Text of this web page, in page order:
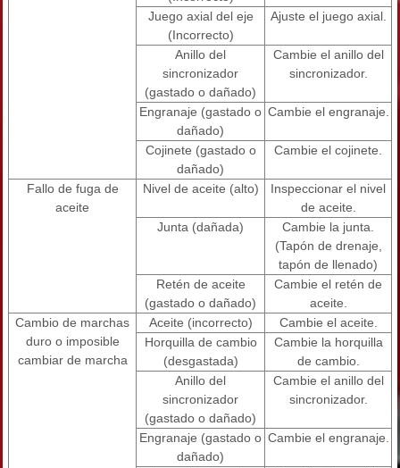
Juego axial del eje
(Incorrecto)
Ajuste el juego axial.
Anillo del
sincronizador
(gastado o dañado)
Cambie el anillo del
sincronizador.
Engranaje (gastado o
dañado)
Cambie el engranaje.
Cojinete (gastado o
dañado)
Cambie el cojinete.
Fallo de fuga de
aceite
Nivel de aceite (alto)
Inspeccionar el nivel
de aceite.
Junta (dañada)
Cambie la junta.
(Tapón de drenaje,
tapón de llenado)
Retén de aceite
(gastado o dañado)
Cambie el retén de
aceite.
Cambio de marchas
duro o imposible
cambiar de marcha
Aceite (incorrecto)
Cambie el aceite.
Horquilla de cambio
(desgastada)
Cambie la horquilla
de cambio.
Anillo del
sincronizador
(gastado o dañado)
Cambie el anillo del
sincronizador.
Engranaje (gastado o
dañado)
Cambie el engranaje.